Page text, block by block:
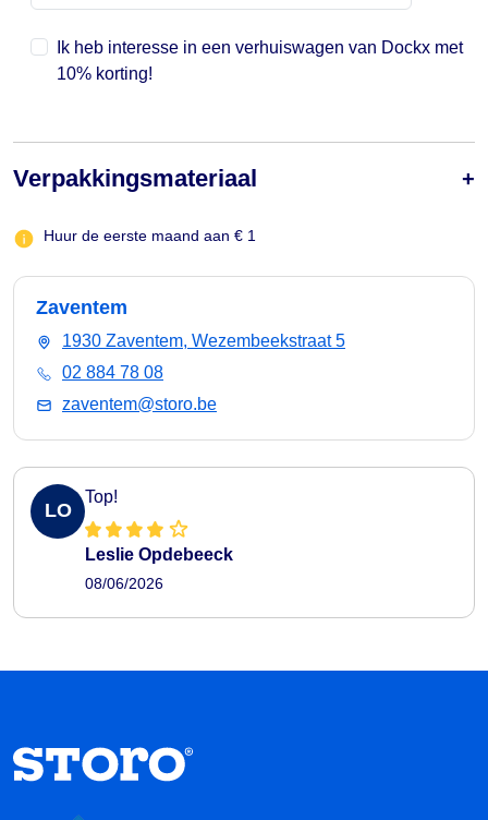
Ik heb interesse in een verhuiswagen van Dockx met
10% korting!
Verpakkingsmateriaal
Huur de eerste maand aan € 1
Zaventem
1930 Zaventem, Wezembeekstraat 5
02 884 78 08
zaventem@storo.be
LO
Top!
Leslie Opdebeeck
08/06/2026